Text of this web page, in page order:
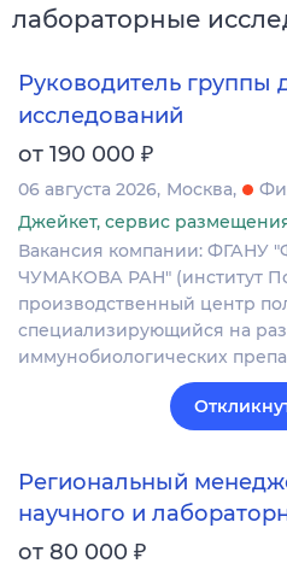
лабораторные
Руководитель группы
исследований
от 190 000 ₽
06 августа 2026 Москва
Джейкет, сервис
Вакансия компании:
ЧУМАКОВА РАН" (институт
производственный центр
специализирующийся на
иммунобиологических
Региональный
научного и
от 80 000 ₽